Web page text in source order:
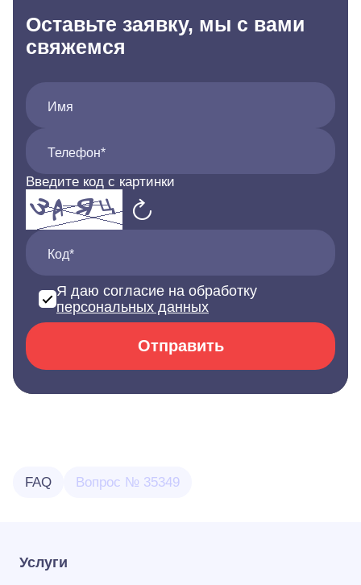
Оставьте заявку, мы с вами
свяжемся
Имя
Телефон*
Введите код с картинки
Код*
Я даю согласие на обработку
персональных данных
Отправить
FAQ Вопрос № 35349
Услуги